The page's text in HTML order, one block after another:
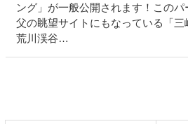
ング」が一般公開されます！この
父の眺望サイトにもなっている「
荒川渓谷…